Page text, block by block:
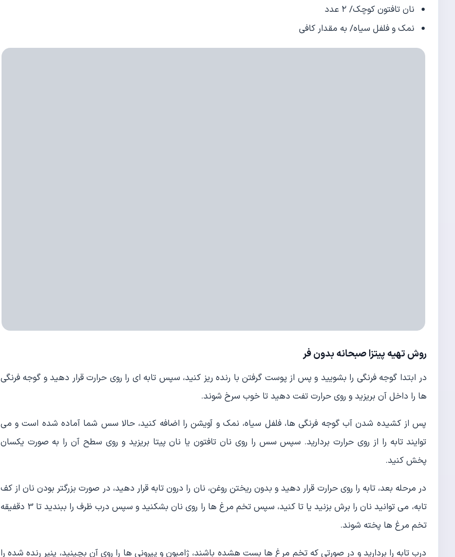
نان تافتون کوچک/ ۲ عدد
نمک و فلفل سیاه/ به مقدار کافی
روش تهیه پیتزا صبحانه بدون فر
در ابتدا گوجه فرنگی را بشویید و پس از پوست گرفتن با رنده ریز کنید، سپس تابه ای را روی حرارت قرار دهید و گوجه فرنگی
ها را داخل آن بریزید و روی حرارت تفت دهید تا خوب سرخ شوند.
پس از کشیده شدن آب گوجه فرنگی ها، فلفل سیاه، نمک و آویشن را اضافه کنید، حالا سس شما آماده شده است و می
توایند تابه را از روی حرارت بردارید. سپس سس را روی نان تافتون یا نان پیتا بریزید و روی سطح آن را به صورت یکسان
پخش کنید.
در مرحله بعد، تابه را روی حرارت قرار دهید و بدون ریختن روغن، نان را درون تابه قرار دهید، در صورت بزرگتر بودن نان از کف
تابه، می توانید نان را برش بزنید یا تا کنید، سپس تخم مرغ ها را روی نان بشکنید و سپس درب ظرف را ببندید تا 3 دقفیقه
تخم مرغ ها پخته شوند.
درب تابه را بردارید و در صورتی که تخم مرغ ها بست هشده باشند، ژامبون و پپرونی ها را روی آن بچینید، پنیر رنده شده را